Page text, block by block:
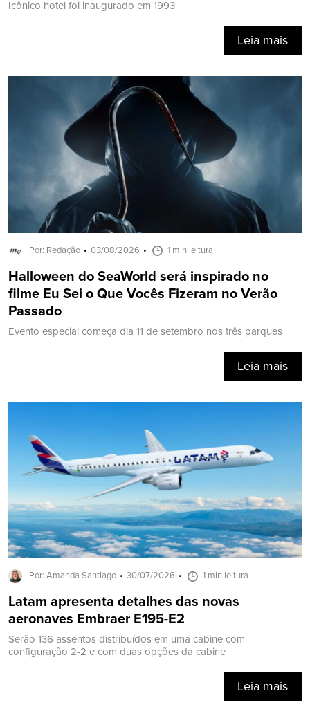
Icônico hotel foi inaugurado em 1993
Leia mais
Por: Redação 03/08/2026 1 min leitura
Halloween do SeaWorld será inspirado no
filme Eu Sei o Que Vocês Fizeram no Verão
Passado
Evento especial começa dia 11 de setembro nos três parques
Leia mais
Por: Amanda Santiago 30/07/2026 1 min leitura
Latam apresenta detalhes das novas
aeronaves Embraer E195-E2
Serão 136 assentos distribuídos em uma cabine com
configuração 2-2 e com duas opções da cabine
Leia mais